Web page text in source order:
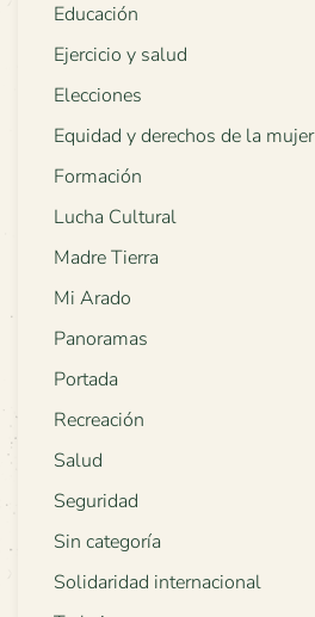
Educación
Ejercicio y salud
Elecciones
Equidad y derechos de la mujer
Formación
Lucha Cultural
Madre Tierra
Mi Arado
Panoramas
Portada
Recreación
Salud
Seguridad
Sin categoría
Solidaridad internacional